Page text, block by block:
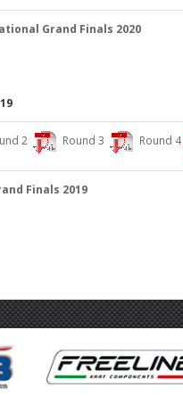
Grand Finals 2020
2 Round 3 Round 4
Finals 2019